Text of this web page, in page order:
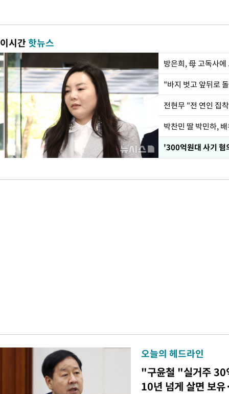
이시간핫뉴스
방은희, 母 고독사
전현무 "전 연인 집
'300억원대 사기 혐
오늘의 헤드라인
"구윤철 "실거주 30
10년 넘게 살면 보